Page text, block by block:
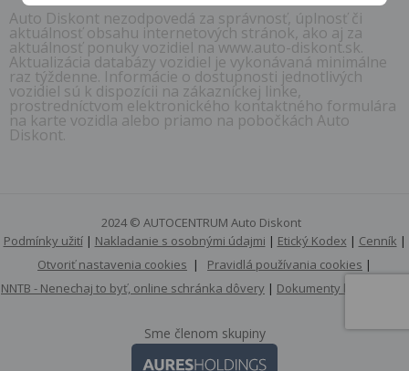
Auto Diskont nezodpovedá za správnosť, úplnosť či
aktuálnosť obsahu internetových stránok, ako aj za
aktuálnosť ponuky vozidiel na www.auto-diskont.sk.
Aktualizácia databázy vozidiel je vykonávaná minimálne
raz týždenne. Informácie o dostupnosti jednotlivých
vozidiel sú k dispozícii na zákazníckej linke,
prostredníctvom elektronického kontaktného formulára
na karte vozidla alebo priamo na pobočkách Auto
Diskont.
2024 © AUTOCENTRUM Auto Diskont
Podmínky užití| Nakladanie s osobnými údajmi | Etický Kodex | Cenník |
Otvoriť nastavenia cookies | Pravidlá používania cookies |
NNTB - Nenechaj to byť, online schránka dôvery | Dokumenty k stiahnutiu
Sme členom skupiny